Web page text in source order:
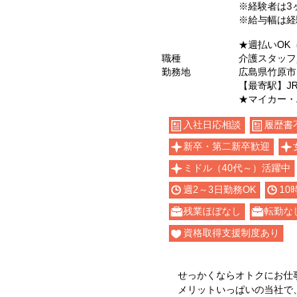
※経験者は3
※給与幅は経
★週払いOK
職種
介護スタッ
勤務地
広島県竹原市
【最寄駅】
★マイカー・
入社日応相談 履歴書
新卒・第二新卒歓迎
ミドル（40代～）活躍中
週2～3日勤務OK
10
残業ほぼなし
転勤な
資格取得支援制度あり
せっかくならオトクにお仕
メリットいっぱいの当社で